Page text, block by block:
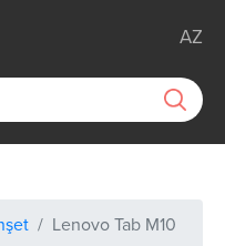
AZ
Lenovo Tab M10